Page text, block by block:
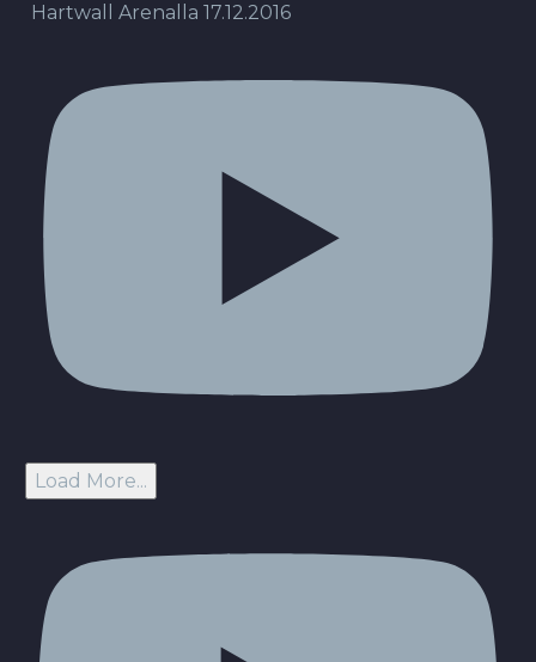
Hartwall Arenalla 17.12.2016
Load More...